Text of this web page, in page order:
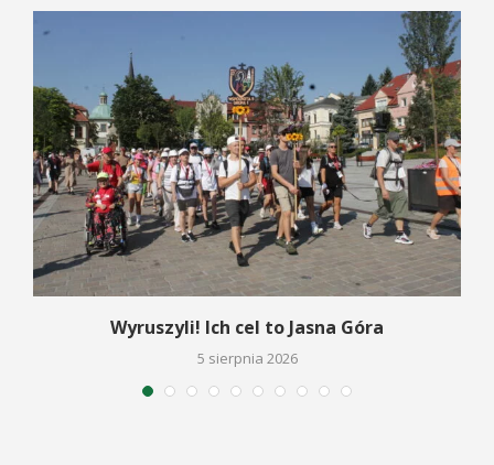
Wyruszyli! Ich cel to Jasna Góra
5 sierpnia 2026